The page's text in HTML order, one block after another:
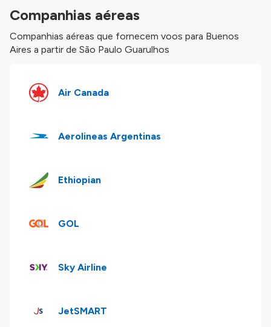
Companhias aéreas
Companhias aéreas que fornecem voos para Buenos
Aires a partir de São Paulo Guarulhos
Air Canada
Aerolineas Argentinas
Ethiopian
GOL
Sky Airline
JetSMART